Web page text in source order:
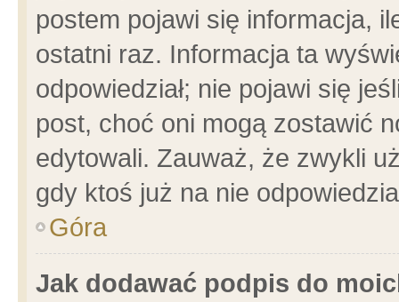
postem pojawi się informacja,
ostatni raz. Informacja ta
odpowiedział; nie pojawi się
post, choć oni mogą zostawić
edytowali. Zauważ, że zwykli
gdy ktoś już na nie
Góra
Jak dodawać podpis do